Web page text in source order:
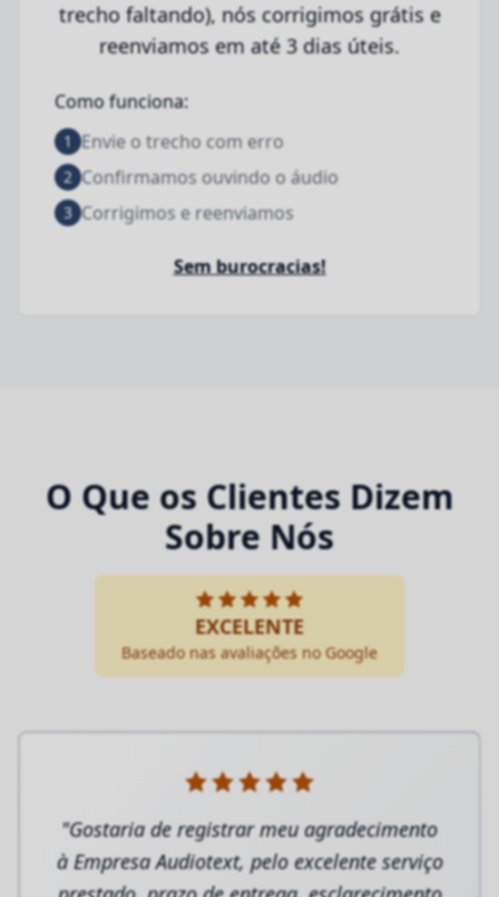
trecho faltando), nós corrigimos grátis e
reenviamos em até 3 dias úteis.
Como funciona:
1 Envie o trecho com erro
2 Confirmamos ouvindo o áudio
3 Corrigimos e reenviamos
Sem burocracias!
O Que os Clientes Dizem
Sobre Nós
EXCELENTE
Baseado nas avaliações no Google
"Gostaria de registrar meu agradecimento
à Empresa Audiotext, pelo excelente serviço